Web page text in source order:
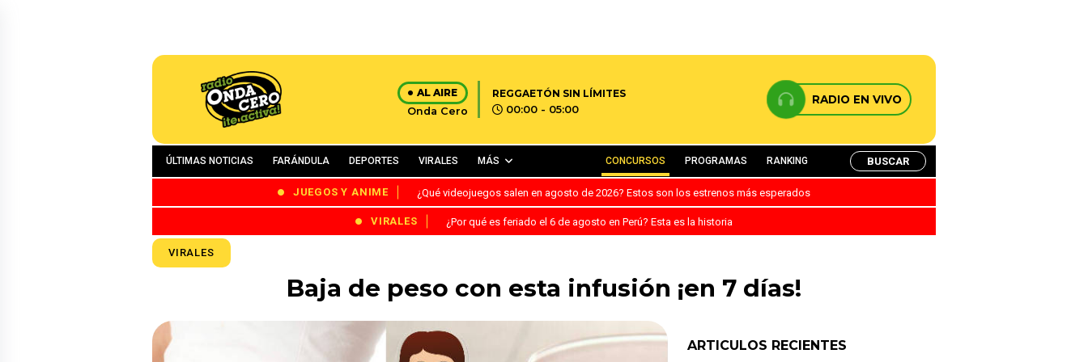
AL AIRE
Onda Cero
REGGAETÓN SIN LÍMITES
00:00 - 05:00
RADIO EN VIVO
ÚLTIMAS NOTICIAS FARÁNDULA DEPORTES VIRALES MÁS CONCURSOS PROGRAMAS RANKING BUSCAR
JUEGOS Y ANIME ¿Qué videojuegos salen en agosto de 2026? Estos son los estrenos más esperados
VIRALES ¿Por qué es feriado el 6 de agosto en Perú? Esta es la historia
VIRALES
Baja de peso con esta infusión ¡en 7 días!
ARTICULOS RECIENTES